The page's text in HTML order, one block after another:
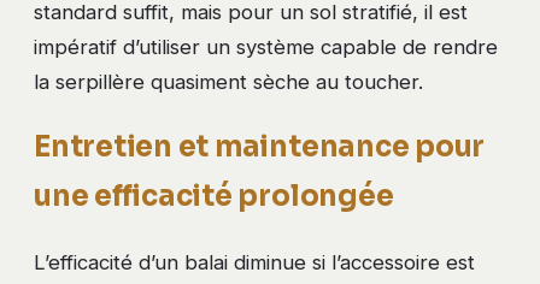
standard suffit, mais pour un sol stratifié, il est
impératif d’utiliser un système capable de rendre
la serpillère quasiment sèche au toucher.
Entretien et maintenance pour
une efficacité prolongée
L’efficacité d’un balai diminue si l’accessoire est